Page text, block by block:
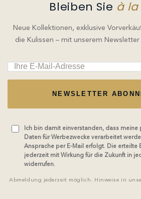
Bleiben Sie à
Neue Kollektionen, exklusive
die Kulissen – mit unserem
NEWSLETTER
Ich bin damit einverstanden, dass
Daten für Werbezwecke verarbeitet
Ansprache per E-Mail erfolgt. Die erteilte
jederzeit mit Wirkung für die Zukunft in
widerrufen.
Abmeldung jederzeit möglich. Hinweise in